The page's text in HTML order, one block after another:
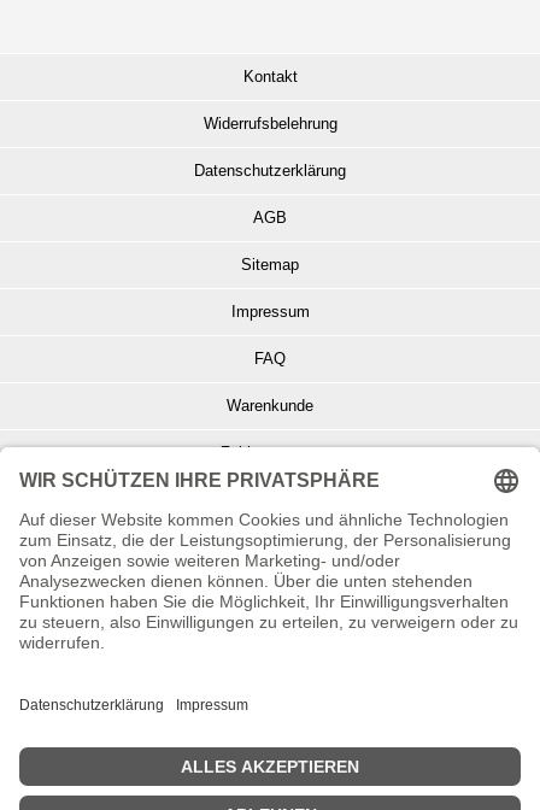
Kontakt
Widerrufsbelehrung
Datenschutzerklärung
AGB
Sitemap
Impressum
FAQ
Warenkunde
Zahlungsarten
Info zu Elektro- u. Elektronikgeräten
Batterieentsorgung
Informationen zur Echtheit von Kundenbewertungen